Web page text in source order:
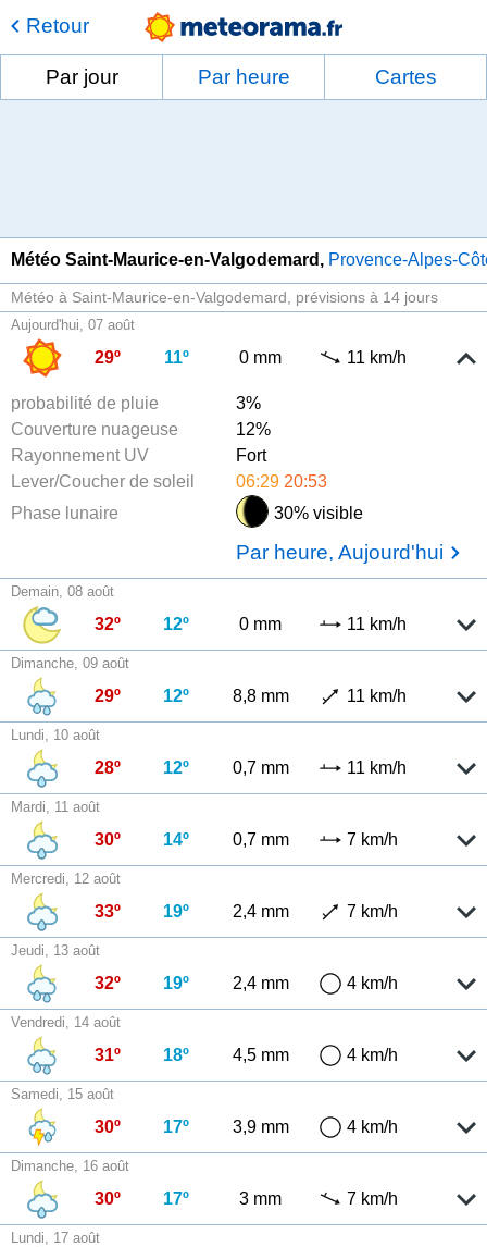
Retour
Par jour Par heure Cartes
Météo Saint-Maurice-en-Valgodemard Provence-Alpes-
Météo à Saint-Maurice-en-Valgodemard prévisions à 14 jours
Aujourd'hui, 07 août
29º 11º 0 mm 11 km/h
probabilité de pluie
3%
Couverture nuageuse
12%
Rayonnement UV
Fort
Lever/Coucher de soleil
06:29 20:53
Phase lunaire
30% visible
Par heure, Aujourd'hui
Demain, 08 août
32º 12º 0 mm 11 km/h
Dimanche, 09 août
29º 12º 8,8 mm 11 km/h
Lundi, 10 août
28º 12º 0,7 mm 11 km/h
Mardi, 11 août
30º 14º 0,7 mm 7 km/h
Mercredi, 12 août
33º 19º 2,4 mm 7 km/h
Jeudi, 13 août
32º 19º 2,4 mm 4 km/h
Vendredi, 14 août
31º 18º 4,5 mm 4 km/h
Samedi, 15 août
30º 17º 3,9 mm 4 km/h
Dimanche, 16 août
30º 17º 3 mm 7 km/h
Lundi, 17 août